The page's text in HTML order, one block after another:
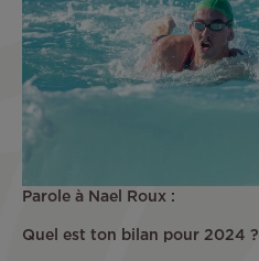
Parole à Nael Roux :
Quel est ton bilan pour 2024 ?